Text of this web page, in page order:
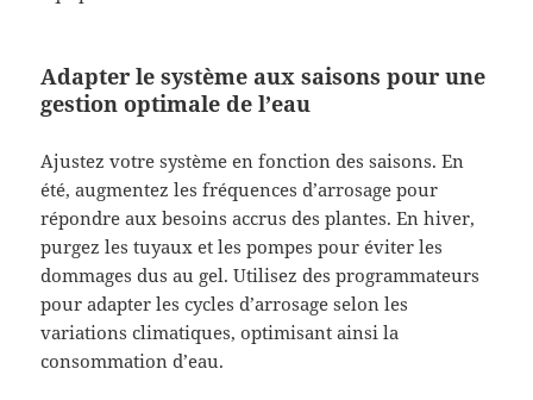
Adapter le système aux saisons pour une
gestion optimale de l’eau
Ajustez votre système en fonction des saisons. En
été, augmentez les fréquences d’arrosage pour
répondre aux besoins accrus des plantes. En hiver,
purgez les tuyaux et les pompes pour éviter les
dommages dus au gel. Utilisez des programmateurs
pour adapter les cycles d’arrosage selon les
variations climatiques, optimisant ainsi la
consommation d’eau.